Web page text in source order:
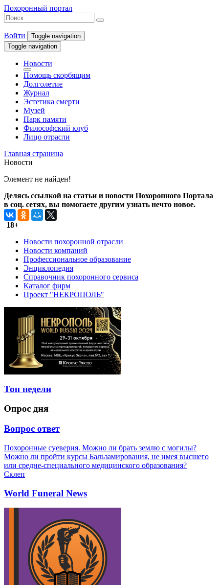
Похоронный портал
Войти
Toggle navigation
Toggle navigation
Новости
Помощь скорбящим
Долголетие
Журнал
Эстетика смерти
Музей
Парк памяти
Философский клуб
Лицо отрасли
Главная страница
Новости
Элемент не найден!
Делясь ссылкой на статьи и новости Похоронного Портала
в соц. сетях, вы помогаете другим узнать нечто новое.
18+
Новости похоронной отрасли
Новости компаний
Профессиональное образование
Энциклопедия
Справочник похоронного сервиса
Каталог фирм
Проект "НЕКРОПОЛЬ"
Топ недели
Опрос дня
Вопрос ответ
Похоронные суеверия. Можно ли брать землю с могилы?
Можно ли пройти курсы Бальзамирования, не имея высшего
или средне-специального медицинского образования?
Склеп
World Funeral News